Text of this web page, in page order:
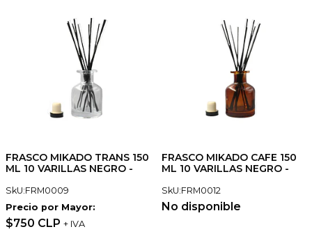
FRASCO MIKADO TRANS 150
ML 10 VARILLAS NEGRO -
SkU:FRM0009
Precio por Mayor:
$750 CLP + IVA
FRASCO MIKADO CAFE 150
ML 10 VARILLAS NEGRO -
SkU:FRM0012
No disponible